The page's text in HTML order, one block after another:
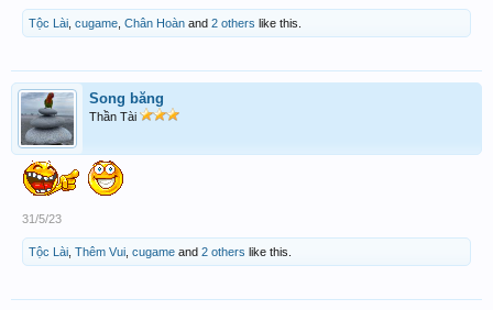
Tộc Lài cugame Chân Hoàn and 2 others like this.
Song băng
Thần Tài
31/5/23
Tộc Lài Thêm Vui cugame and 2 others like this.